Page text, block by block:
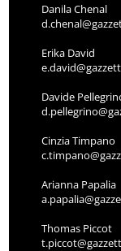
Danila Chenal
Erika David
Davide
Cinzia Timpano
Arianna Papalia
Thomas Piccot